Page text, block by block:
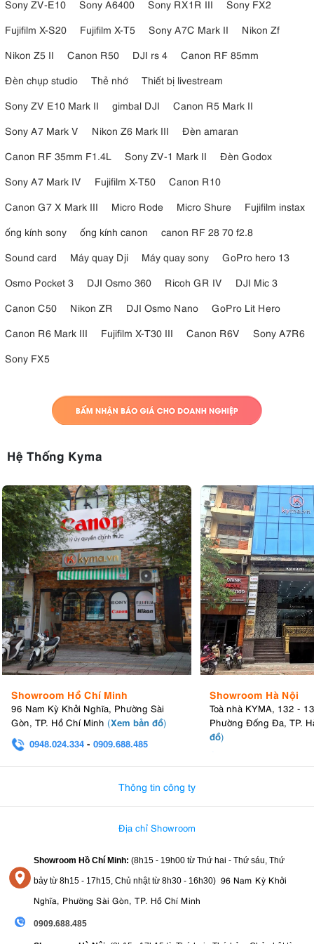
5. Hỗ trợ chụp góc thấp và macro chuyên
nghiệp
Một trong những tính năng được đánh giá cao trên K&F Concept
này cho phép đưa máy ảnh xuống sát mặt đất để thực hiện các góc
chụp đặc biệt mà vẫn đảm bảo độ ổn định.
trùng, sản phẩm, món ăn hoặc các góc quay sáng tạo. Người dùng có
thể dễ dàng khám phá nhiều phong cách nhiếp ảnh khác nhau mà
không cần đầu tư thêm phụ kiện hỗ trợ chuyên dụng.
6. Hệ thống khóa chân chắc chắn và dễ
thao tác
nhanh chóng. Chỉ cần xoay nhẹ là người dùng có thể điều chỉnh
chiều cao theo nhu cầu, tiết kiệm thời gian trong quá trình tác nghiệp.
Ngoài ra, chân máy còn hỗ trợ nhiều góc mở khác nhau, giúp đứng
vững trên các địa hình như nền đá, bãi cỏ, cát hoặc mặt đất gồ ghề.
Đây là yếu tố quan trọng đối với những người thường xuyên chụp ảnh
ngoài trời hoặc di chuyển qua nhiều địa hình khác nhau.
7. Ngàm tháo nhanh Arca-Swiss tiện lợi
Chân máy K&F ConceptO254C2 + BH-36 KF09.123 sử dụng
tháo nhanh chuẩn Arca-Swiss
trong vài giây. Điều này giúp tiết kiệm thời gian khi cần thay đổi thiết
bị hoặc chuyển đổi giữa các góc chụp.
Chuẩn Arca-Swiss cũng tương thích với nhiều loại đầu tripod, gimbal
Sony ZV-E10
Sony A6400 Sony RX1R III
Sony FX2
Fujifilm X-S20
Fujifilm X-T5 Sony A7C Mark II
Nikon Zf
Nikon Z5 II
Canon R50 DJI rs 4
Canon RF 85mm
Đèn chụp studio
Thẻ nhớ
Thiết bị livestream
Sony ZV E10 Mark II
gimbal DJI
Canon R5 Mark II
Sony A7 Mark V
Nikon Z6 Mark III
Đèn amaran
Canon RF 35mm F1.4L
Sony ZV-1 Mark II
Đèn Godox
Sony A7 Mark IV
Fujifilm X-T50
Canon R10
Canon G7 X Mark III
Micro Rode Micro Shure
Fujifilm instax
ống kính sony
ống kính canon
canon RF 28 70 f2.8
Sound card
Máy quay Dji Máy quay sony
GoPro hero 13
Osmo Pocket 3
DJI Osmo 360 Ricoh GR IV
DJI Mic 3
Canon C50
Nikon ZR DJI Osmo Nano
GoPro Lit Hero
Canon R6 Mark III
Fujifilm X-T30 III Canon R6V
Sony A7R6
Sony FX5
Hệ Thống Kyma
Showroom Hồ Chí Minh
96 Nam Kỳ Khởi Nghĩa, Phường Sài
Gòn, TP. Hồ Chí Minh (Xem bản đồ)
0948.024.334 - 0909.688.485
Showroom Hà Nội
Toà nhà KYMA, 132 -
Phường Đống Đa, TP.
đồ)
Thông tin công ty
Địa chỉ Showroom
Showroom Hồ Chí Minh: (8h15 - 19h00 từ Thứ hai - Thứ sáu, Thứ
bảy từ 8h15 - 17h15, Chủ nhật từ 8h30 - 16h30) 96 Nam Kỳ Khởi
Nghĩa, Phường Sài Gòn, TP. Hồ Chí Minh
0909.688.485